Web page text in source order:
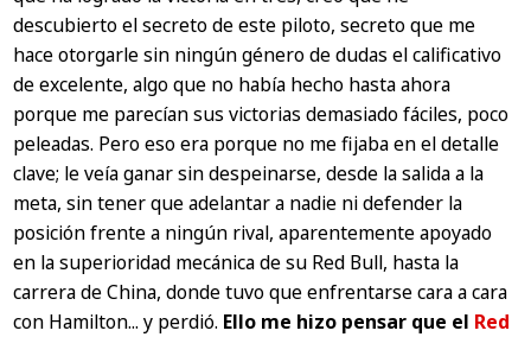
descubierto el secreto de este piloto, secreto que me
hace otorgarle sin ningún género de dudas el calificativo
de excelente, algo que no había hecho hasta ahora
porque me parecían sus victorias demasiado fáciles, poco
peleadas. Pero eso era porque no me fijaba en el detalle
clave; le veía ganar sin despeinarse, desde la salida a la
meta, sin tener que adelantar a nadie ni defender la
posición frente a ningún rival, aparentemente apoyado
en la superioridad mecánica de su Red Bull, hasta la
carrera de China, donde tuvo que enfrentarse cara a cara
con Hamilton... y perdió. Ello me hizo pensar que el Red